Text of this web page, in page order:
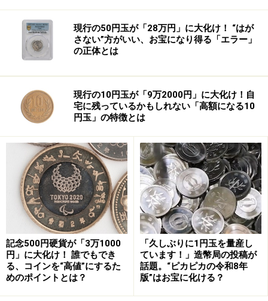
現行の50円玉が「28万円」に大化け！ “はが
さない”方がいい、お宝になり得る「エラー」
の正体とは
現行の10円玉が「9万2000円」に大化け！自
宅に残っているかもしれない「高額になる10
円玉」の特徴とは
記念500円硬貨が「3万1000
円」に大化け！ 誰でもでき
る、コインを“高値”にするた
めのポイントとは？
「久しぶりに1円玉を量産し
ています！」造幣局の投稿が
話題。“ピカピカの令和8年
版”はお宝に化ける？